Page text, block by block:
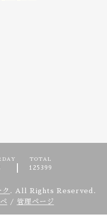
TOTAL
125399
. All Rights Reserved.
/ 管理ページ